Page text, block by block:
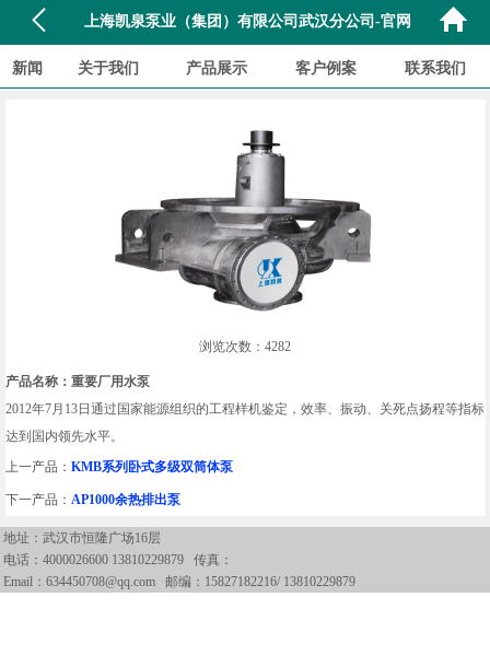
上海凯泉泵业（集团）有限公司武汉分公司-官网
新闻 关于我们 产品展示 客户例案 联系我们
浏览次数：4282
产品名称：重要厂用水泵
2012年7月13日通过国家能源组织的工程样机鉴定，效率、振动、关死点扬程等指标
达到国内领先水平。
上一产品： KMB系列卧式多级双筒体泵
下一产品： AP1000余热排出泵
地址：武汉市恒隆广场16层
电话： 4000026600 13810229879 传真：
Email：634450708@qq.com 邮编：15827182216/ 13810229879